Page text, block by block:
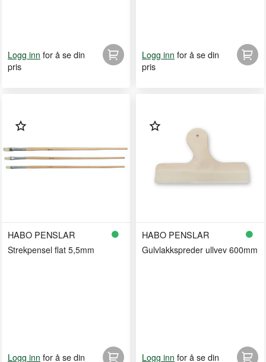
Logg inn for å se din
pris
Logg inn for å se din
pris
HABO PENSLAR
Strekpensel flat 5,5mm
Logg inn for å se din
HABO PENSLAR
Gulvlakkspreder ullvev 600mm
Logg inn for å se din